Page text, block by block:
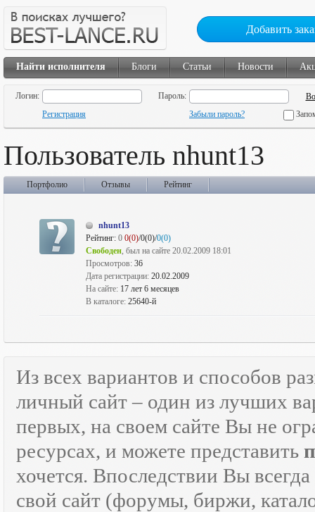
Добавить
Найти исполнителя Блоги Статьи Новости
Логин:
Пароль:
Регистрация
Забыли пароль?
Пользователь nhunt13
Портфолио Отзывы Рейтинг
nhunt13
Рейтинг: 0 0(0)/0(0)/0(0)
Свободен, был на сайте 20.02.2009 18:01
Просмотров: 36
Дата регистрации: 20.02.2009
На сайте: 17 лет 6 месяцев
В каталоге: 25640-й
Из всех вариантов и способов
личный сайт – один из лучших
первых, на своем сайте Вы не
ресурсах, и можете представить
хочется. Впоследствии Вы
свой сайт (форумы, биржи,